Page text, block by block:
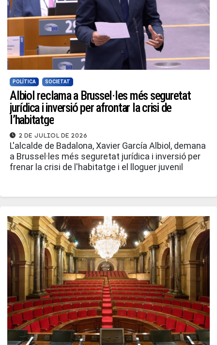
POLÍTICA SOCIETAT
Albiol reclama a Brussel·les més seguretat
jurídica i inversió per afrontar la crisi de
l’habitatge
2 de juliol de 2026
L'alcalde de Badalona, Xavier García Albiol, demana
a Brussel·les més seguretat jurídica i inversió per
frenar la crisi de l'habitatge i el lloguer juvenil